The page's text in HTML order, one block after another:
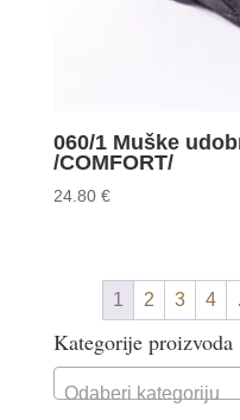
060/1 Muške
/COMFORT/
24.80 €
1 2 3 4
Kategorije proizvoda
Odaberi kategoriju